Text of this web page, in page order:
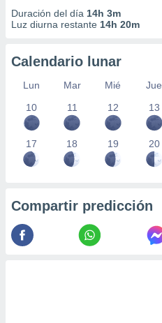
Duración del día 14h 3m
Luz diurna restante 14h 20m
Calendario lunar
Lun Mar Mié Jue
10
11 12 13
17 18 19 20
Compartir predicción